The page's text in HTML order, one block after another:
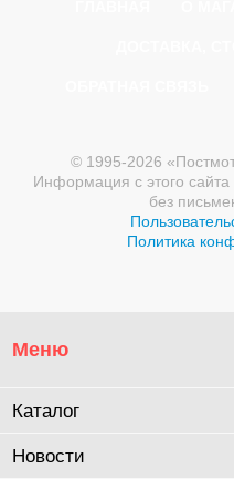
© 1995-2026
Информация с этого
без
Политика
Меню
Каталог
Новости